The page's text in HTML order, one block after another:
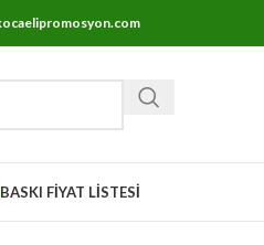
BASKI FİYAT LİSTESİ